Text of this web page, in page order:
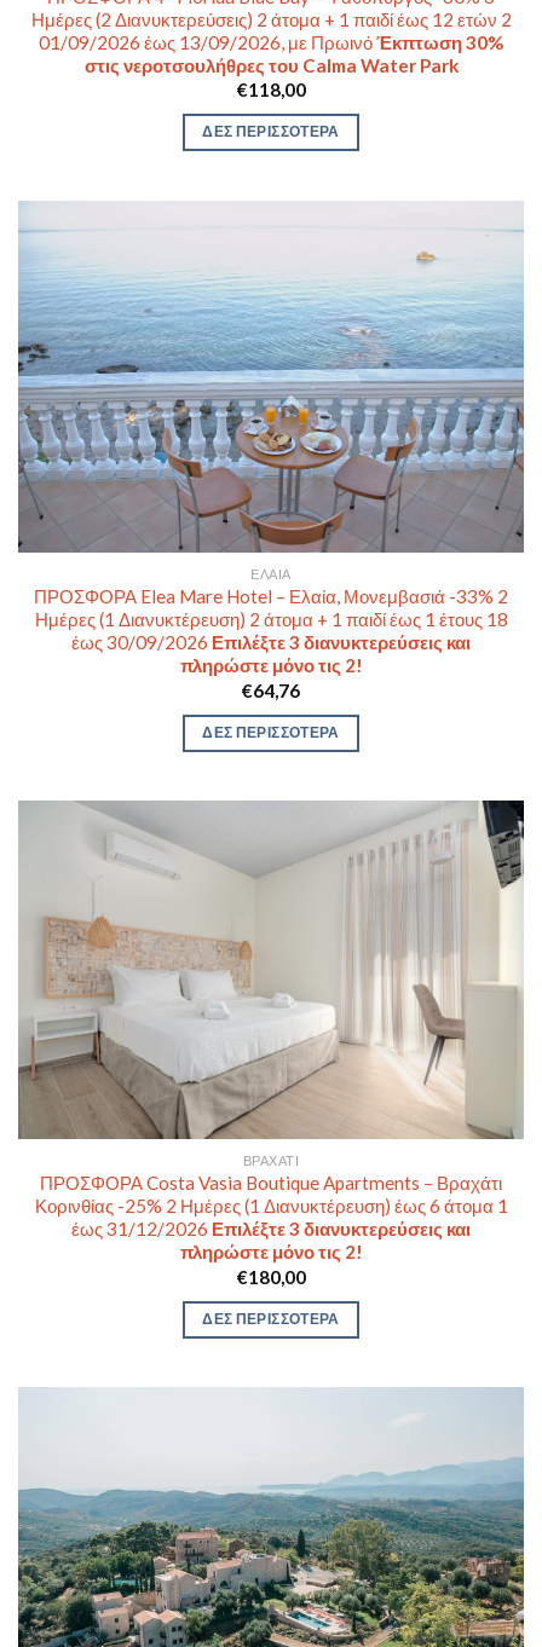
Ημέρες (2 Διανυκτερεύσεις) 2 άτομα + 1 παιδί έως 12 ετών 2
01/09/2026 έως 13/09/2026, με ΠρωινόΈκπτωση 30%
στις νεροτσουλήθρες του Calma Water Park
€118,00
ΔΕΣ ΠΕΡΙΣΣΟΤΕΡΑ
ΕΛΑΊΑ
ΠΡΟΣΦΟΡΑ Elea Mare Hotel – Ελαία, Μονεμβασιά -33% 2
Ημέρες (1 Διανυκτέρευση) 2 άτομα + 1 παιδί έως 1 έτους 18
έως 30/09/2026 Επιλέξτε 3 διανυκτερεύσεις και
πληρώστε μόνο τις 2!
€64,76
ΔΕΣ ΠΕΡΙΣΣΟΤΕΡΑ
ΒΡΑΧΆΤΙ
ΠΡΟΣΦΟΡΑ Costa Vasia Boutique Apartments – Βραχάτι
Κορινθίας -25% 2 Ημέρες (1 Διανυκτέρευση) έως 6 άτομα 1
έως 31/12/2026 Επιλέξτε 3 διανυκτερεύσεις και
πληρώστε μόνο τις 2!
€180,00
ΔΕΣ ΠΕΡΙΣΣΟΤΕΡΑ